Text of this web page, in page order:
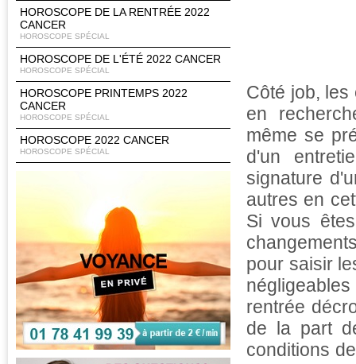
HOROSCOPE DE LA RENTRÉE 2022
CANCER
HOROSCOPE SPÉCIAL
HOROSCOPE DE L'ÉTÉ 2022 CANCER
HOROSCOPE SPÉCIAL
HOROSCOPE PRINTEMPS 2022
CANCER
HOROSCOPE SPÉCIAL
HOROSCOPE 2022 CANCER
HOROSCOPE SPÉCIAL
Côté job, les
en
même se
d'un
signature
autres en
Si vous
pour saisir
rentrée
de la part
conditions